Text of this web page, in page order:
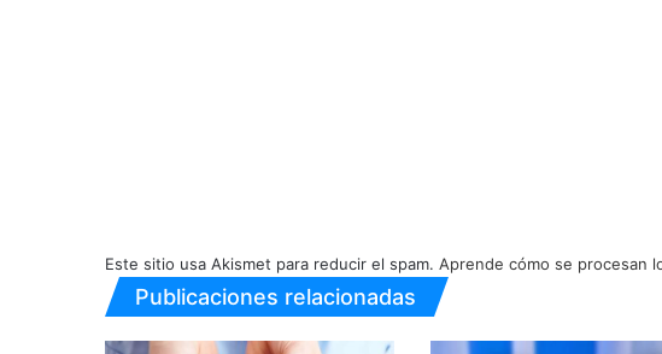
Este sitio usa Akismet para reducir el spam. Aprende cómo se procesan
Publicaciones relacionadas